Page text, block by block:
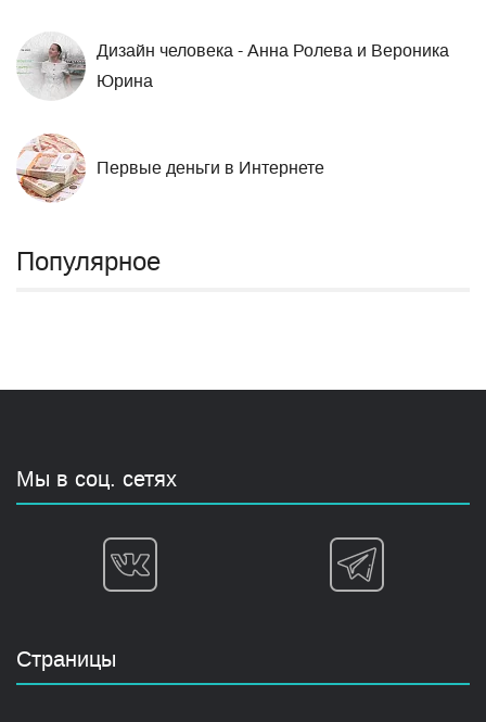
Дизайн человека - Анна Ролева и Вероника
Юрина
Первые деньги в Интернете
Популярное
Мы в соц. сетях
Страницы